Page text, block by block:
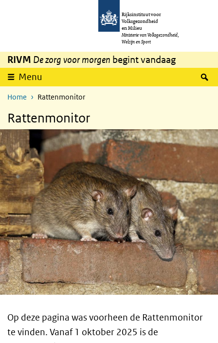
Overslaan en naar de inhoud gaan
Rijksinstituut voor
Volksgezondheid
en Milieu
Ministerie van Volksgezondheid,
Welzijn en Sport
RIVM De zorg voor morgen begint vandaag
Menu
Home Rattenmonitor
Rattenmonitor
Op deze pagina was voorheen de Rattenmonitor
te vinden. Vanaf 1 oktober 2025 is de